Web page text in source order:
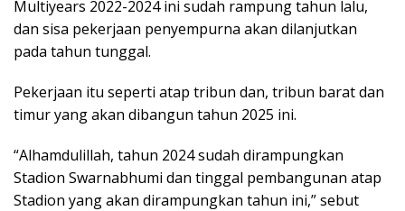
Multiyears 2022-2024 ini sudah rampung tahun lalu,
dan sisa pekerjaan penyempurna akan dilanjutkan
pada tahun tunggal.
Pekerjaan itu seperti atap tribun dan, tribun barat dan
timur yang akan dibangun tahun 2025 ini.
“Alhamdulillah, tahun 2024 sudah dirampungkan
Stadion Swarnabhumi dan tinggal pembangunan atap
Stadion yang akan dirampungkan tahun ini,” sebut